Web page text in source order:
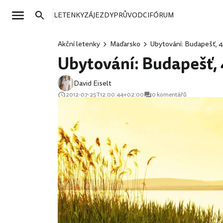
LETENKYZÁJEZDYPRŮVODCIFÓRUM
Akční letenky Maďarsko Ubytování: Budapešť,
Ubytování: Budapešť,
David Eiselt
2012-07-25T12:00:44+02:00 0 komentářů